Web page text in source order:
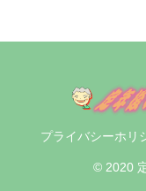
プライバシーホリ
© 2020